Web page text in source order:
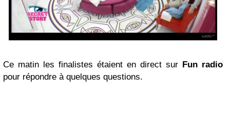
Ce matin les finalistes étaient en direct sur Fun radio
pour répondre à quelques questions.